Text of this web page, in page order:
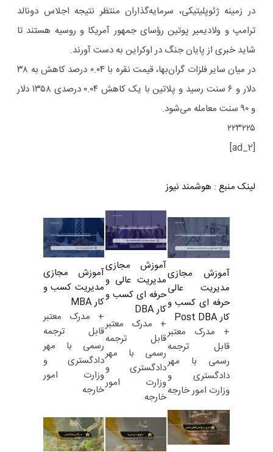
در زمینه ژئوپلیتیکی، سرمایه‌گذاران منتظر نتیجه اجلاس دونالد
ترامپ و ولادیمیر پوتین رؤسای جمهور آمریکا و روسیه هستند تا
شاید خبری از پایان جنگ در اوکراین به دست آورند.
در میان سایر فلزات گران‌بها، قیمت نقره با ۰.۰۴ درصد کاهش به ۳۸
دلار و ۶ سنت رسید و پلاتین با یک کاهش ۰.۰۴ درصدی ۱۳۵۸ دلار
و ۹۰ سنت معامله می‌شود.
۲۲۳۲۲۵
[ad_2]
لینک منبع : هوشمند نیوز
آموزش مجازی
مدیریت عالی
حرفه ای کسب و
کار Post DBA
+ مدرک معتبر
قابل ترجمه
رسمی با مهر
دادگستری و
وزارت امور خارجه
آموزش مجازی
مدیریت عالی و
حرفه ای کسب و
کار DBA
+ مدرک معتبر
قابل ترجمه
رسمی با مهر
دادگستری و
وزارت امور
خارجه
آموزش مجازی
مدیریت کسب و
کار MBA
+ مدرک معتبر
قابل ترجمه
رسمی با مهر
دادگستری و
وزارت امور
خارجه